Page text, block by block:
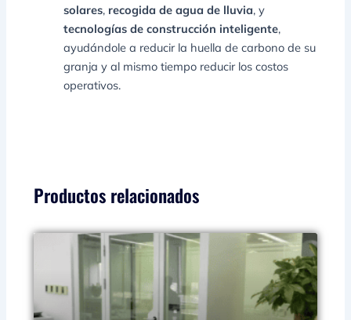
solares, recogida de agua de lluvia, y
tecnologías de construcción inteligente,
ayudándole a reducir la huella de carbono de su
granja y al mismo tiempo reducir los costos
operativos.
Productos relacionados